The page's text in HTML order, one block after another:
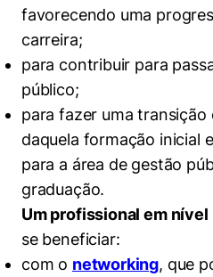
favorecendo uma
carreira;
para contribuir para
público;
para fazer uma
daquela formação inicial
para a área de gestão
graduação.
Um profissional em
se beneficiar:
com o networking, que